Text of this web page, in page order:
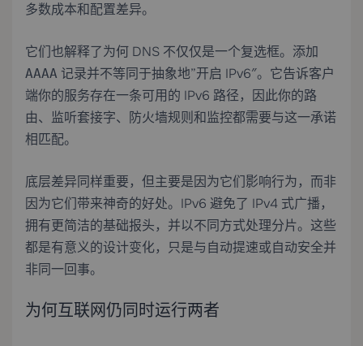
多数成本和配置差异。
它们也解释了为何 DNS 不仅仅是一个复选框。添加
AAAA 记录并不等同于抽象地”开启 IPv6″。它告诉客户
端你的服务存在一条可用的 IPv6 路径，因此你的路
由、监听套接字、防火墙规则和监控都需要与这一承诺
相匹配。
底层差异同样重要，但主要是因为它们影响行为，而非
因为它们带来神奇的好处。IPv6 避免了 IPv4 式广播，
拥有更简洁的基础报头，并以不同方式处理分片。这些
都是有意义的设计变化，只是与自动提速或自动安全并
非同一回事。
为何互联网仍同时运行两者